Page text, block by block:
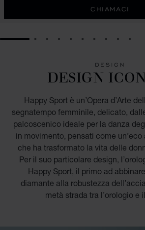
CHIAMACI
GO TO SLIDE 1GO TO SLIDE 2
GO TO SLIDE 3
GO TO SLIDE 4
GO TO SLIDE 5
GO TO SLIDE 6
GO TOGO TOGO TO
GO
DESIGN
DESIGN
Happy Sport è un’Opera d’Arte
segnatempo femminile, delicato,
palcoscenico ideale per la danza
in movimento, pensati come
che ha trasformato la vita delle
Per il suo particolare design,
Happy Sport, il primo ad
diamante alla robustezza
metà strada tra l’orologio e